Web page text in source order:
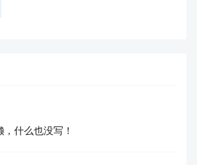
什么也没写！